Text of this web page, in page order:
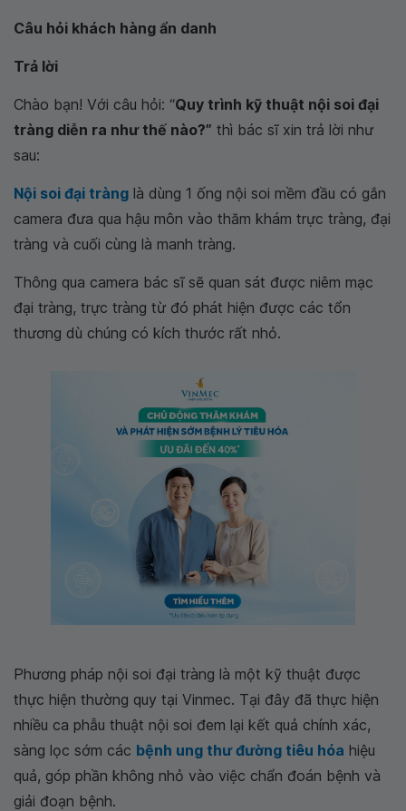
Câu hỏi khách hàng ẩn danh
Trả lời
Chào bạn! Với câu hỏi: “Quy trình kỹ thuật nội soi đại
tràng diễn ra như thế nào?” thì bác sĩ xin trả lời như
sau:
Nội soi đại tràng là dùng 1 ống nội soi mềm đầu có gắn
camera đưa qua hậu môn vào thăm khám trực tràng, đại
tràng và cuối cùng là manh tràng.
Thông qua camera bác sĩ sẽ quan sát được niêm mạc
đại tràng, trực tràng từ đó phát hiện được các tổn
thương dù chúng có kích thước rất nhỏ.
Phương pháp nội soi đại tràng là một kỹ thuật được
thực hiện thường quy tại Vinmec. Tại đây đã thực hiện
nhiều ca phẫu thuật nội soi đem lại kết quả chính xác,
sàng lọc sớm các bệnh ung thư đường tiêu hóa hiệu
quả, góp phần không nhỏ vào việc chẩn đoán bệnh và
giải đoạn bệnh.